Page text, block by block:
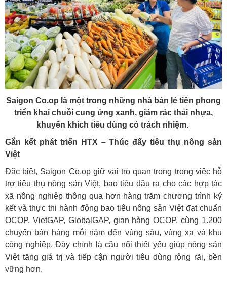
Saigon Co.op là một trong những nhà bán lẻ tiên phong
triển khai chuỗi cung ứng xanh, giảm rác thải nhựa,
khuyến khích tiêu dùng có trách nhiệm.
Gắn kết phát triển HTX – Thúc đẩy tiêu thụ nông sản
Việt
Đặc biệt, Saigon Co.op giữ vai trò quan trọng trong việc hỗ
trợ tiêu thụ nông sản Việt, bao tiêu đầu ra cho các hợp tác
xã nông nghiệp thông qua hơn hàng trăm chương trình ký
kết và thực thi hành động bao tiêu nông sản Việt đạt chuẩn
OCOP, VietGAP, GlobalGAP, gian hàng OCOP, cùng 1.200
chuyến bán hàng mỗi năm đến vùng sâu, vùng xa và khu
công nghiệp. Đây chính là cầu nối thiết yếu giúp nông sản
Việt tăng giá trị và tiếp cận người tiêu dùng rộng rãi, bền
vững hơn.